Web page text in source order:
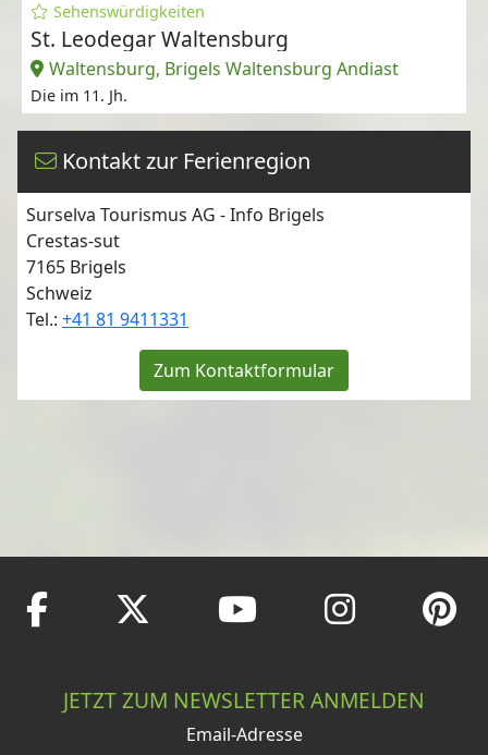
Sehenswürdigkeiten
St. Leodegar Waltensburg
Waltensburg, Brigels Waltensburg Andiast
Die im 11. Jh.
Kontakt zur Ferienregion
Surselva Tourismus AG - Info Brigels
Crestas-sut
7165 Brigels
Schweiz
Tel.: +41 81 9411331
Zum Kontaktformular
JETZT ZUM NEWSLETTER ANMELDEN
Email-Adresse